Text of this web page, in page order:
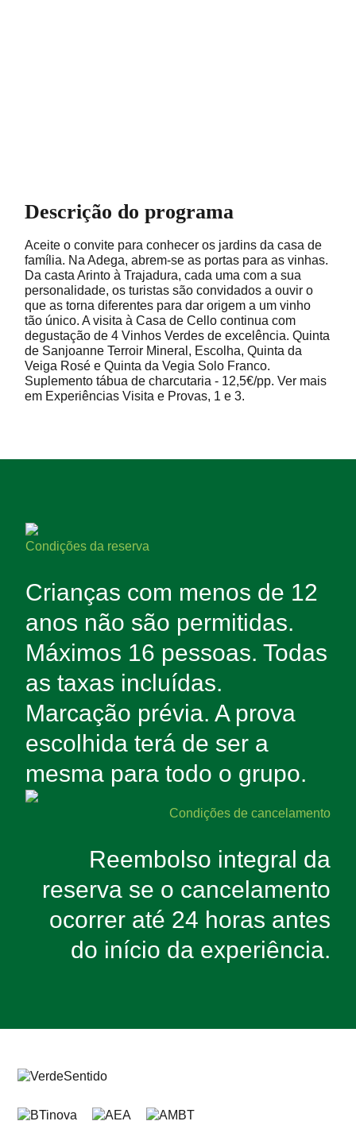
Descrição do programa
Aceite o convite para conhecer os jardins da casa de
família. Na Adega, abrem-se as portas para as vinhas.
Da casta Arinto à Trajadura, cada uma com a sua
personalidade, os turistas são convidados a ouvir o
que as torna diferentes para dar origem a um vinho
tão único. A visita à Casa de Cello continua com
degustação de 4 Vinhos Verdes de excelência. Quinta
de Sanjoanne Terroir Mineral, Escolha, Quinta da
Veiga Rosé e Quinta da Vegia Solo Franco.
Suplemento tábua de charcutaria - 12,5€/pp. Ver mais
em Experiências Visita e Provas, 1 e 3.
Condições da reserva
Crianças com menos de 12
anos não são permitidas.
Máximos 16 pessoas. Todas
as taxas incluídas.
Marcação prévia. A prova
escolhida terá de ser a
mesma para todo o grupo.
Condições de cancelamento
Reembolso integral da
reserva se o cancelamento
ocorrer até 24 horas antes
do início da experiência.